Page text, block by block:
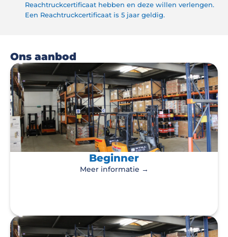
Reachtruckcertificaat hebben en deze willen verlengen.
Een Reachtruckcertificaat is 5 jaar geldig.
Ons aanbod
Beginner
Meer informatie →